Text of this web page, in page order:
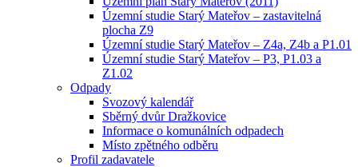
Územní studie Starý Mateřov – zastavitelná
plocha Z9
Územní studie Starý Mateřov – Z4a, Z4b a P1.01
Územní studie Starý Mateřov – P3, P1.03 a
Z1.02
Odpady
Svozový kalendář
Sběrný dvůr Dražkovice
Informace o komunálních odpadech
Místo zpětného odběru
Profil zadavatele